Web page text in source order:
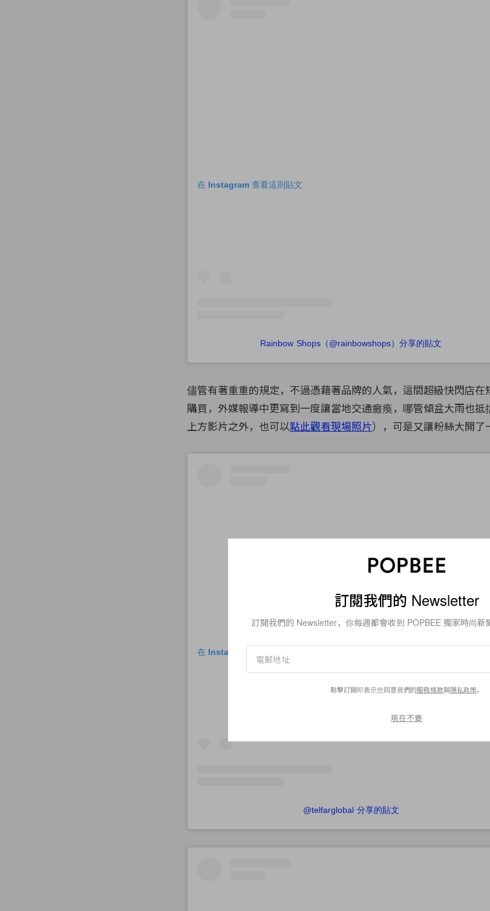
在 Instagram 查看這則貼文
Rainbow Shops（@rainbowshops）分享的貼文
儘管有著重重的規定，不過憑藉著品牌的人氣，這間超級快閃店在
購買，外媒報導中更寫到一度讓當地交通癱瘓，哪管傾盆大雨也抵
上方影片之外，也可以點此觀看現場照片），可是又讓粉絲大開了
在 Instagram 查看這則貼文
@telfarglobal 分享的貼文
訂閱我們的 Newsletter
訂閱我們的 Newsletter，你每週都會收到 POPBEE 獨家時尚新
點擊訂閱即表示您同意我們的服務條款與隱私政策。
現在不要